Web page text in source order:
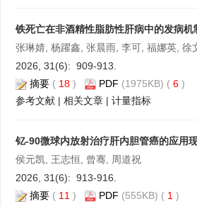
铁死亡在非酒精性脂肪性肝病中的发病机
张琳婧, 杨躍鑫, 张晨雨, 李可, 福娜英, 徐
2026, 31(6): 909-913.
摘要 ( 18 ) PDF (1975KB) ( 6 )
参考文献 | 相关文章 | 计量指标
钇-90微球内放射治疗肝内胆管癌的应用
侯元凯, 王志恒, 曾骞, 周道祝
2026, 31(6): 913-916.
摘要 ( 11 ) PDF (555KB) ( 1 )